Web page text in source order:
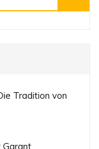
Tradition von
Garant